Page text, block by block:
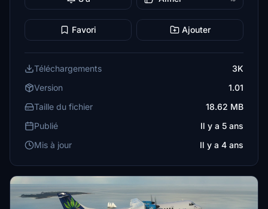
Favori Ajouter
Téléchargements
3K
Version
1.01
Taille du fichier
18.62 MB
Publié
Il y a 5 ans
Mis à jour
Il y a 4 ans